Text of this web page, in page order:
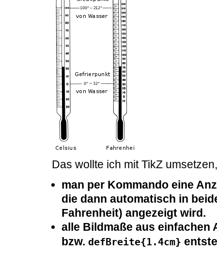
Das wollte ich mit TikZ
man per Kommando eine
die dann automatisch in
Fahrenheit) angezeigt wird.
alle Bildmaße aus einfachen
bzw. defBreite{1.4cm}